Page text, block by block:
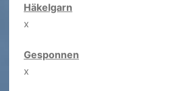
Häkelgarn
x
Gesponnen
x